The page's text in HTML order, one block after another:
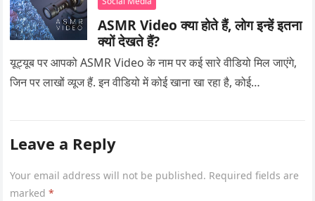
ASMR Video क्या होते हैं, लोग इन्हें इतना
क्यों देखते हैं?
यूट्यूब पर आपको ASMR Video के नाम पर कई सारे वीडियो मिल जाएंगे,
जिन पर लाखों व्यूज हैं. इन वीडियो में कोई खाना खा रहा है, कोई…
Leave a Reply
Your email address will not be published. Required fields are
marked*